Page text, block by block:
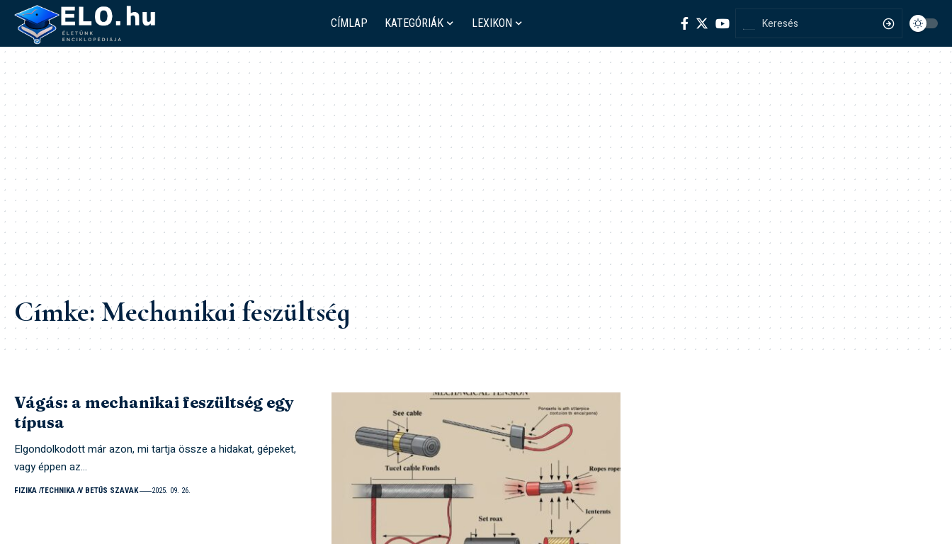
CÍMLAP KATEGÓRIÁK LEXIKON
Címke:Mechanikai feszültség
Vágás: a mechanikai feszültség egy
típusa
Elgondolkodott már azon, mi tartja össze a hidakat, gépeket,
vagy éppen az…
FIZIKA TECHNIKA V BETŰS SZAVAK 2025. 09. 26.